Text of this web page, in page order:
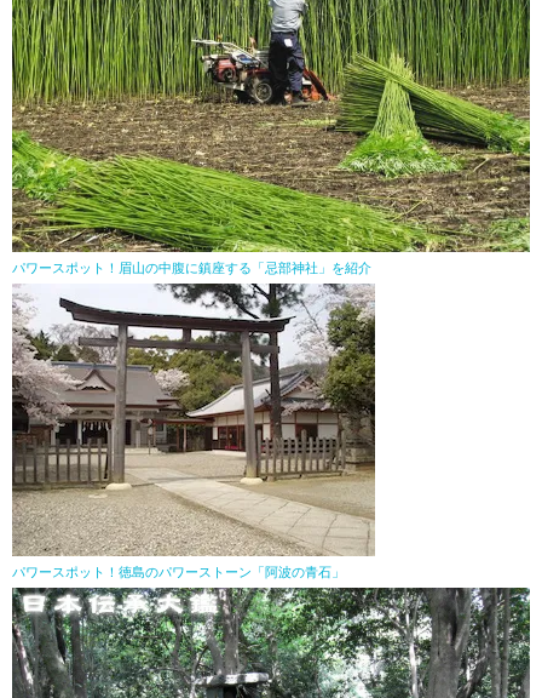
パワースポット！眉山の中腹に鎮座する「忌部神社」を紹介
パワースポット！徳島のパワーストーン「阿波の青石」